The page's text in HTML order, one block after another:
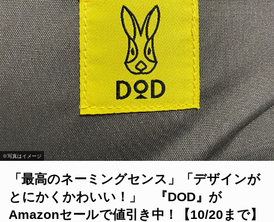
※写真はイメージ
「最高のネーミングセンス」「デザインが
とにかくかわいい！」 『DOD』が
Amazonセールで値引き中！【10/20まで】